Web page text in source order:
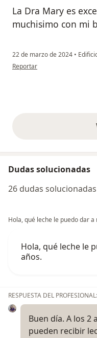
La Dra Mary es
muchisimo con mi
22 de marzo de 2024 •
en opinión del usuario Cuenta
Reportar
Dudas solucionadas
26 dudas
Hola, qué leche le puedo dar
Hola, qué leche le
años.
RESPUESTA DEL PROFESIONAL:
Buen día. A los 2
pueden recibir